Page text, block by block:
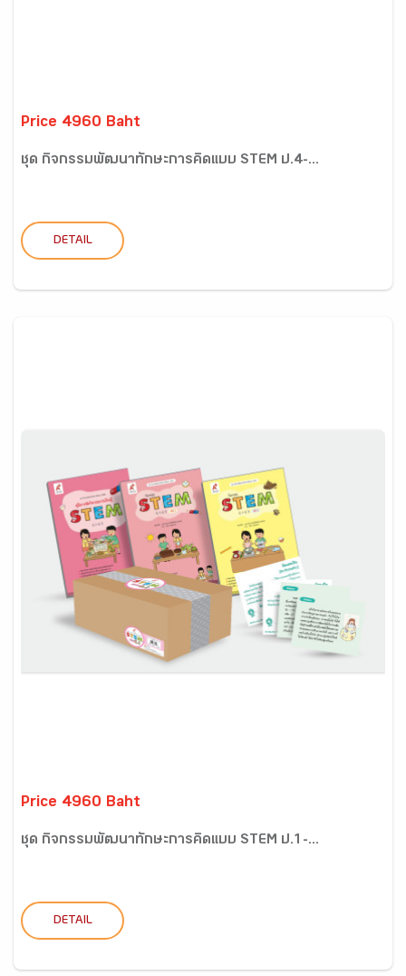
Price 4960 Baht
ชุด กิจกรรมพัฒนาทักษะการคิดแบบ STEM ป.4-...
DETAIL
Price 4960 Baht
ชุด กิจกรรมพัฒนาทักษะการคิดแบบ STEM ป.1-...
DETAIL